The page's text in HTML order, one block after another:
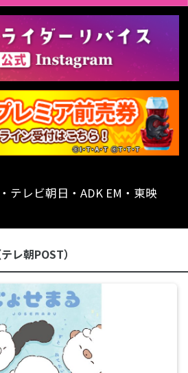
テレビ朝日・ADK EM・東映
レ朝POST）